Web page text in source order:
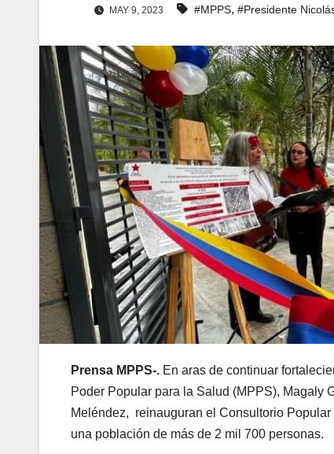
MAY 9, 2023 #MPPS, #Presidente
Prensa MPPS-. En aras de continuar
Poder Popular para la Salud (MPPS), Magaly
Meléndez, reinauguran el Consultorio
una población de más de 2 mil 700 personas.